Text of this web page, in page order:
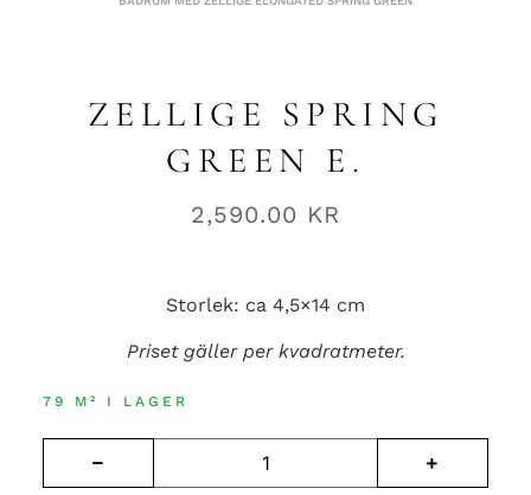
ZELLIGE SPRING
GREEN E.
2,590.00 KR
Storlek: ca 4,5×14 cm
Priset gäller per kvadratmeter.
79 M² I LAGER